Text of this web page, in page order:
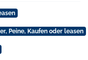
Peine, Kaufen oder leasen